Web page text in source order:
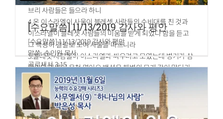
브리 사람들은 들으라 하니
4.온 이스라엘이 사울이 블레셋 사람들의 수비대를 친 것과
이스라엘이 블레셋 사람들의 미움을 받게 되었다 함을 듣고
그 백성이 길갈로 모여 사울을 따르니라
5.블레셋 사람들이 이스라엘과 싸우려고 모였는데 병거가 삼
만이요 마병이 육천 명이요 백성은 해변의 모래 같이 많더라
그들이 올라와 벧아웬 동쪽 믹마스에 진 치매
6.이스라엘 사람들이 위급함을 보고 절박하여 굴과 수풀과 바
위 틈과 은밀한 곳과 웅덩이에 숨으며
7.어떤 히브리 사람들은 요단을 건너 갓과 길르앗 땅으로 가
[수요말씀] 11/13/2019 감사와 평안
[수요말씀] 11/13/2019 감사와 평안
말씀: 손인원 목사
골로새서 3:15